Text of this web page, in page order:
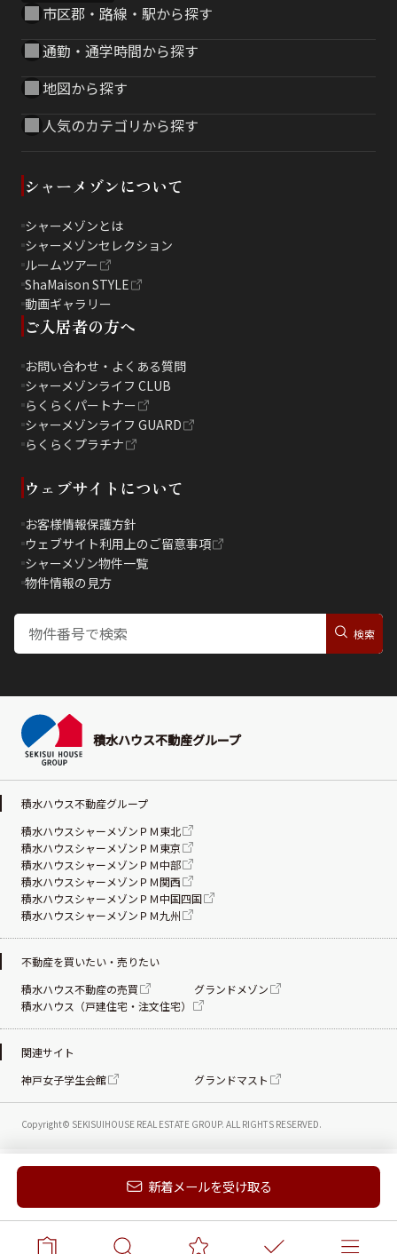
新着メールを受け取る
電話する お問い合わせ
市区郡・路線・駅から探す
通勤・通学時間から探す
地図から探す
人気のカテゴリから探す
シャーメゾンについて
シャーメゾンとは
シャーメゾンセレクション
ルームツアー
ShaMaison STYLE
動画ギャラリー
ご入居者の方へ
お問い合わせ・よくある質問
シャーメゾンライフ CLUB
らくらくパートナー
シャーメゾンライフ GUARD
らくらくプラチナ
ウェブサイトについて
お客様情報保護方針
ウェブサイト利用上のご留意事項
シャーメゾン物件一覧
物件情報の見方
積水ハウス不動産グループ
Copyright© SEKISUIHOUSE REAL ESTATE GROUP. ALL RIGHTS RESERVED.
積水ハウス不動産グループ
積水ハウスシャーメゾンＰＭ東北
積水ハウスシャーメゾンＰＭ東京
積水ハウスシャーメゾンＰＭ中部
積水ハウスシャーメゾンＰＭ関西
積水ハウスシャーメゾンＰＭ中国四国
積水ハウスシャーメゾンＰＭ九州
不動産を買いたい・売りたい
積水ハウス不動産の売買
グランドメゾン
積水ハウス（戸建住宅・注文住宅）
関連サイト
神戸女子学生会館
グランドマスト